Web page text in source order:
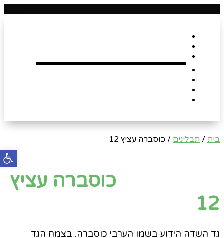
בית / תבלינים / כוסברה עציץ 12
כוסברה עציץ
12
גד השדה הידוע בשמו הערבי כוסברה. בצמח הגד